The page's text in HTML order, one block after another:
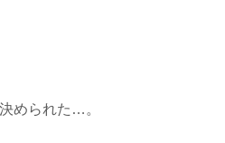
められた…。